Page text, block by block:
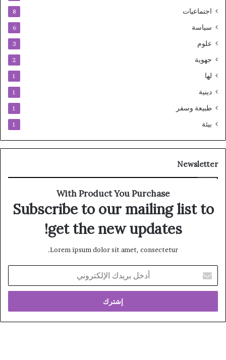
اجتماعيات 8
سياسة 6
علوم 3
جهوية 2
لها 1
دينية 1
طبيعة وسفر 1
بيئة 1
Newsletter
With Product You Purchase
Subscribe to our mailing list to
get the new updates!
Lorem ipsum dolor sit amet, consectetur.
بريدك
الإلكتروني